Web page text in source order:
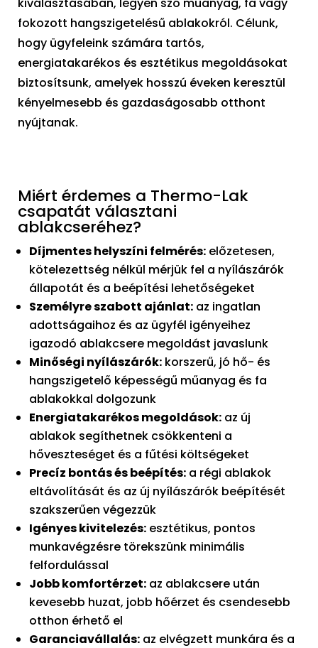
fokozott hangszigetelésű ablakokról. Célunk,
hogy ügyfeleink számára tartós,
energiatakarékos és esztétikus megoldásokat
biztosítsunk, amelyek hosszú éveken keresztül
kényelmesebb és gazdaságosabb otthont
nyújtanak.
Miért érdemes a Thermo-Lak
csapatát választani
ablakcseréhez?
Díjmentes helyszíni felmérés: előzetesen,
kötelezettség nélkül mérjük fel a nyílászárók
állapotát és a beépítési lehetőségeket
Személyre szabott ajánlat: az ingatlan
adottságaihoz és az ügyfél igényeihez
igazodó ablakcsere megoldást javaslunk
Minőségi nyílászárók: korszerű, jó hő- és
hangszigetelő képességű műanyag és fa
ablakokkal dolgozunk
Energiatakarékos megoldások: az új
ablakok segíthetnek csökkenteni a
hőveszteséget és a fűtési költségeket
Precíz bontás és beépítés: a régi ablakok
eltávolítását és az új nyílászárók beépítését
szakszerűen végezzük
Igényes kivitelezés: esztétikus, pontos
munkavégzésre törekszünk minimális
felfordulással
Jobb komfortérzet: az ablakcsere után
kevesebb huzat, jobb hőérzet és csendesebb
otthon érhető el
Garanciavállalás: az elvégzett munkára és a